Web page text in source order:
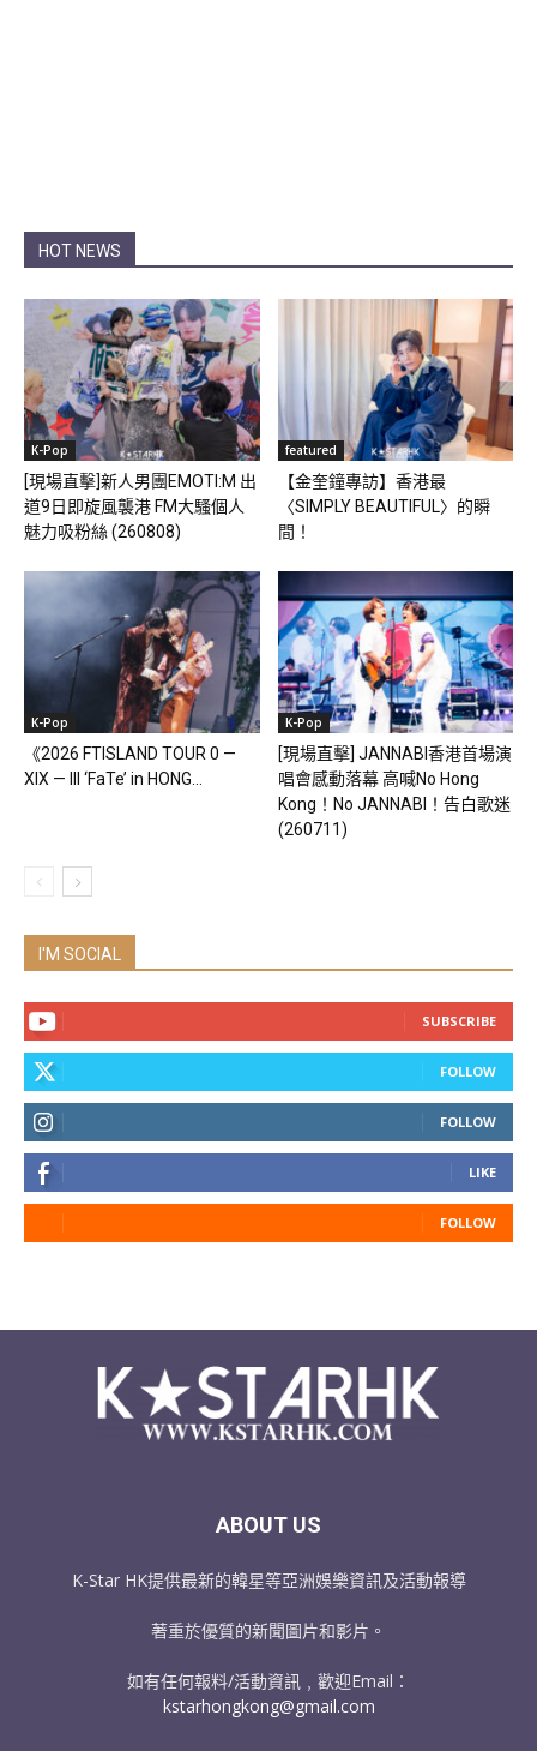
HOT NEWS
K-Pop
[現場直擊]新人男團EMOTI:M 出
道9日即旋風襲港 FM大騷個人
魅力吸粉絲 (260808)
featured
【金奎鐘專訪】香港最
〈SIMPLY BEAUTIFUL〉的瞬
間！
K-Pop
《2026 FTISLAND TOUR 0 —
XIX — III ‘FaTe’ in HONG...
K-Pop
[現場直擊] JANNABI香港首場演
唱會感動落幕 高喊No Hong
Kong！No JANNABI！告白歌迷
(260711)
I'M SOCIAL
SUBSCRIBE
FOLLOW
FOLLOW
LIKE
FOLLOW
ABOUT US
K-Star HK提供最新的韓星等亞洲娛樂資訊及活動報導
著重於優質的新聞圖片和影片。
如有任何報料/活動資訊﹐歡迎Email：
kstarhongkong@gmail.com